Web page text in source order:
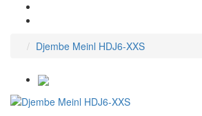
Djembe Meinl HDJ6-XXS